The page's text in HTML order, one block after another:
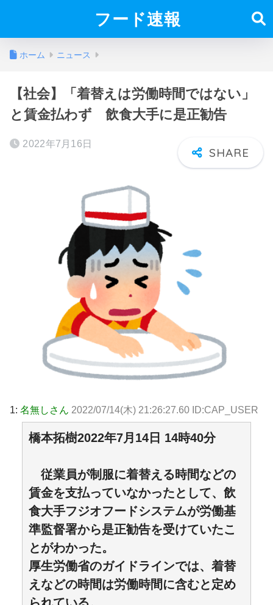
フード速報
ホーム ニュース
【社会】「着替えは労働時間ではない」
と賃金払わず 飲食大手に是正勧告
2022年7月16日
1: 名無しさん 2022/07/14(木) 21:26:27.60 ID:CAP_USER
橋本拓樹2022年7月14日 14時40分
従業員が制服に着替える時間などの
賃金を支払っていなかったとして、飲
食大手フジオフードシステムが労働基
準監督署から是正勧告を受けていたこ
とがわかった。
厚生労働省のガイドラインでは、着替
えなどの時間は労働時間に含むと定め
られている。